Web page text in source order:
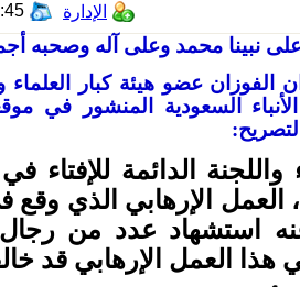
الإدارة
نبينا محمد وعلى آله وصحبه
عضو هيئة كبار العلماء
السعودية المنشور في
الدائمة للإفتاء
العمل الإرهابي الذي
استشهاد عدد من رجال
هذا العمل الإرهابي قد